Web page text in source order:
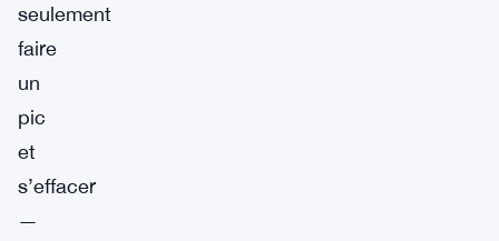
seulement
faire
un
pic
et
s’effacer
—